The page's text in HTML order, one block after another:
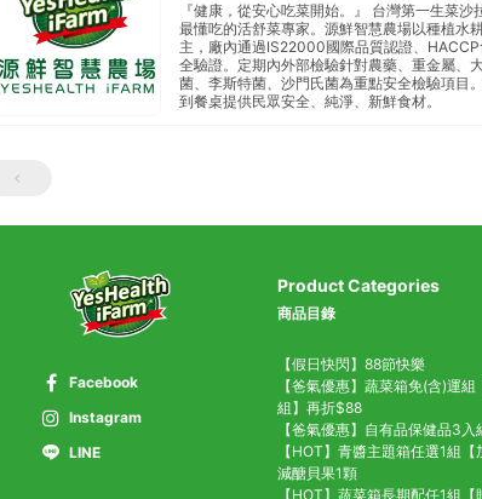
『健康，從安心吃菜開始。』 台灣第一生菜沙
最懂吃的活舒菜專家。源鮮智慧農場以種植水
主， 廠內通過IS22000國際品質認證、
全驗證。定期內外部檢驗 針對農藥、重金屬、
菌、李斯特菌、沙門氏菌 為重點安全檢驗項目
到餐桌 提供民眾安全、純淨、新鮮食材。
Facebook
Instagram
LINE
Product Categories
商品目錄
【假日快閃】88節快樂
【爸氣優惠】蔬菜箱免(含)運組
組】再折$88
【爸氣優惠】自有品保健品3
【HOT】青醬主題箱任選1組【
減醣貝果1顆
【HOT】蔬菜箱長期配任1組